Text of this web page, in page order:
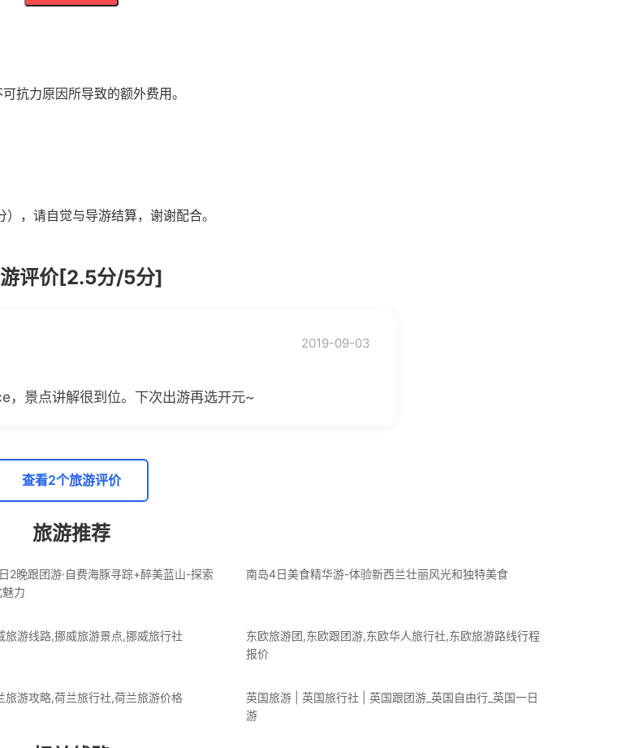
抗力原因所导致的额外费用。
，请自觉与导游结算，谢谢配合。
评价[2.5分/5分]
2019-09-03
，景点讲解很到位。下次出游再选开元~
查看2个旅游评价
旅游推荐
2晚跟团游·自费海豚寻踪+醉美蓝山-探索
力
南岛4日美食精华游-体验新西兰壮丽风光和独特美食
旅游线路,挪威旅游景点,挪威旅行社
东欧旅游团,东欧跟团游,东欧华人旅行社,东欧旅游路线行程
报价
旅游攻略,荷兰旅行社,荷兰旅游价格
英国旅游 | 英国旅行社 | 英国跟团游_英国自由行_英国一日
游